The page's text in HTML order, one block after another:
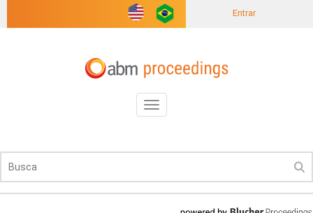
Entrar
Toggle
navigation